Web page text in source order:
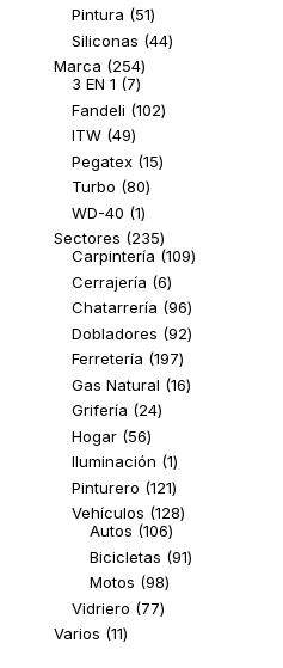
Pintura 5151
productos
Siliconas 4444
Marca 254254
productos
3 EN 1 77
productos
Fandeli 102102
ITW 4949
productos
Pegatex 1515
Turbo 8080
WD-40 11
producto
Sectores 235235
productos
Carpintería 109109
Cerrajería 66
productos
Chatarrería 9696
productos
Dobladores 9292
Ferretería 197197
productos
Gas Natural 1616
Grifería 2424
Hogar 5656
productos
Iluminación 11
producto
Pinturero 121121
productos
Vehículos 128128
Autos 106106
productos
Bicicletas 9191
Motos 9898
Vidriero 7777
Varios 1111